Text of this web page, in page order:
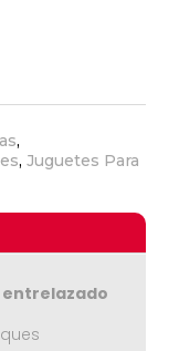
,
,Juguetes Para